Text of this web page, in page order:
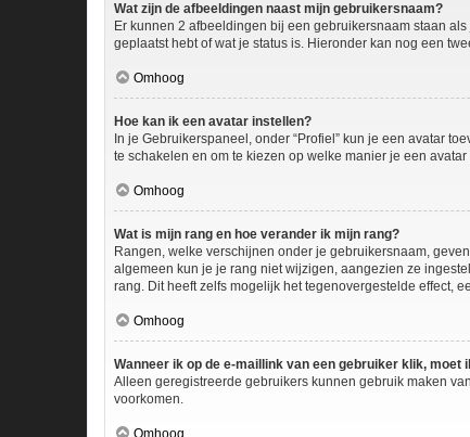
Wat zijn de afbeeldingen naast mijn gebruikersnaam?
Er kunnen 2 afbeeldingen bij een gebruikersnaam staan
geplaatst hebt of wat je status is. Hieronder kan nog een
Omhoog
Hoe kan ik een avatar instellen?
In je Gebruikerspaneel, onder “Profiel” kun je een avatar
te schakelen en om te kiezen op welke manier je een
Omhoog
Wat is mijn rang en hoe verander ik mijn rang?
Rangen, welke verschijnen onder je gebruikersnaam,
algemeen kun je je rang niet wijzigen, aangezien ze
rang. Dit heeft zelfs mogelijk het tegenovergestelde effect,
Omhoog
Wanneer ik op de e-maillink van een gebruiker klik, moet
Alleen geregistreerde gebruikers kunnen gebruik maken
voorkomen.
Omhoog